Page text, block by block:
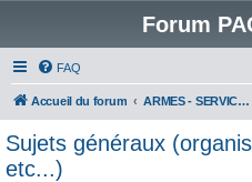
Forum
FAQ
Accueil du forum ARMES - SERVICES - UNITES : historiques & discussions
Sujets généraux
etc...)